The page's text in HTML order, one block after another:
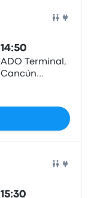
14:50
ADO Terminal,
Cancún
15:30